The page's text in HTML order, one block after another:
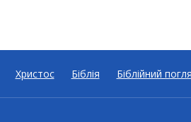
Христос Біблія Біблійний